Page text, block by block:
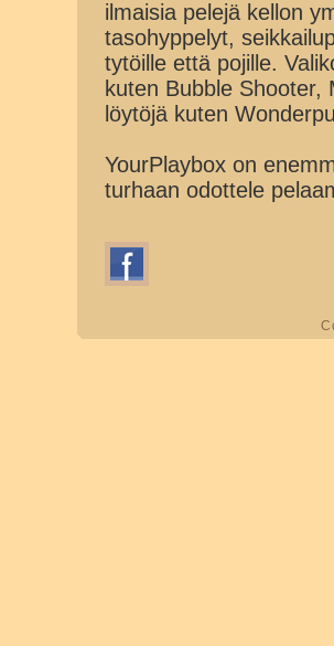
ilmaisia pelejä kellon
tasohyppelyt,
tytöille että pojille.
kuten Bubble Shooter,
löytöjä kuten
YourPlaybox on
turhaan odottele